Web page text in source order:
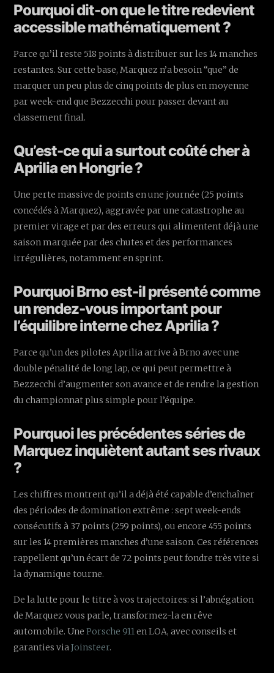
Pourquoi dit-on que le titre redevient
accessible mathématiquement ?
Parce qu’il reste 518 points à distribuer sur les 14 manches
restantes. Sur cette base, Marquez n’a besoin “que” de
marquer un peu plus de cinq points de plus en moyenne
par week-end que Bezzecchi pour passer devant au
classement final.
Qu’est-ce qui a surtout coûté cher à
Aprilia en Hongrie ?
Une perte massive de points en une journée (25 points
concédés à Marquez), aggravée par une catastrophe au
premier virage et par des erreurs qui alimentent déjà une
saison marquée par des chutes et des performances
irrégulières, notamment en sprint.
Pourquoi Brno est-il présenté comme
un rendez-vous important pour
l’équilibre interne chez Aprilia ?
Parce qu’un des pilotes Aprilia arrive à Brno avec une
double pénalité de long lap, ce qui peut permettre à
Bezzecchi d’augmenter son avance et de rendre la gestion
du championnat plus simple pour l’équipe.
Pourquoi les précédentes séries de
Marquez inquiètent autant ses rivaux
?
Les chiffres montrent qu’il a déjà été capable d’enchaîner
des périodes de domination extrême : sept week-ends
consécutifs à 37 points (259 points), ou encore 455 points
sur les 14 premières manches d’une saison. Ces références
rappellent qu’un écart de 72 points peut fondre très vite si
la dynamique tourne.
De la lutte pour le titre à vos trajectoires: si l’abnégation
de Marquez vous parle, transformez-la en rêve
automobile. UnePorsche 911en LOA, avec conseils et
garanties viaJoinsteer.